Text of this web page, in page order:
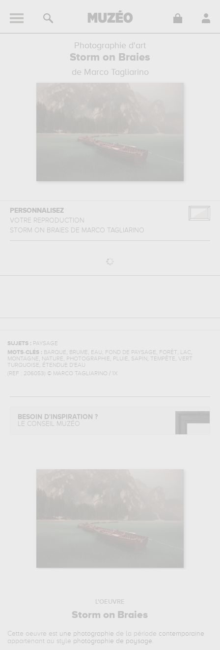
Photographie d'art
Storm on Braies
de Marco Tagliarino
PERSONNALISEZ
VOTRE REPRODUCTION
STORM ON BRAIES DE MARCO TAGLIARINO
SUJETS : PAYSAGE
MOTS-CLÉS : BARQUE, BRUME, EAU, FOND DE PAYSAGE, FORÊT, LAC ,
MONTAGNE, NATURE, PHOTOGRAPHIE, PLUIE, SAPIN , TEMPÊTE, VERT
TURQUOISE, ÉTENDUE D'EAU
(REF : 206053) © MARCO TAGLIARINO / 1X
BESOIN D'INSPIRATION ?
LE CONSEIL MUZÉO
L'OEUVRE
Storm on Braies
Cette oeuvre est une photographie de la période contemporaine
appartenant au style photographie de paysage.